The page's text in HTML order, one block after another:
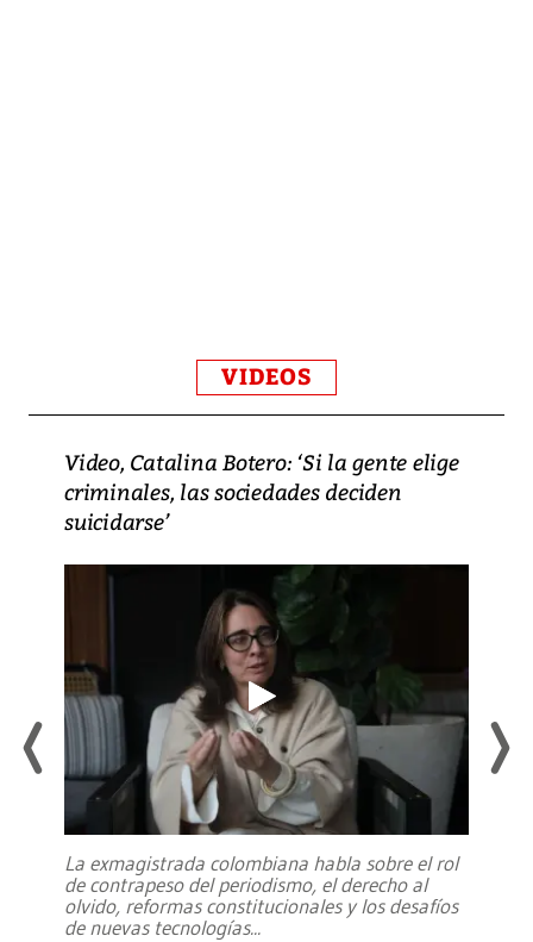
VIDEOS
Video, Catalina Botero: ‘Si la gente elige
criminales, las sociedades deciden
suicidarse’
La exmagistrada colombiana habla sobre el rol
de contrapeso del periodismo, el derecho al
olvido, reformas constitucionales y los desafíos
de nuevas tecnologías...